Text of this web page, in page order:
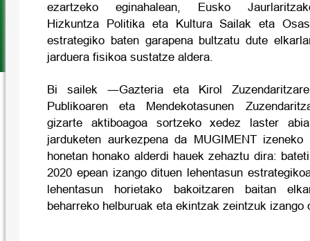
ezartzeko eginahalean, Eusko
Hizkuntza Politika eta Kultura Sailak eta
estrategiko baten garapena bultzatu dute
jarduera fisikoa sustatze aldera.
Bi sailek ―Gazteria eta Kirol
Publikoaren eta Mendekotasunen
gizarte aktiboagoa sortzeko xedez laster
jarduketen aurkezpena da MUGIMENT
honetan honako alderdi hauek zehaztu dira:
2020 epean izango dituen lehentasun
lehentasun horietako bakoitzaren baitan
beharreko helburuak eta ekintzak zeintzuk izango